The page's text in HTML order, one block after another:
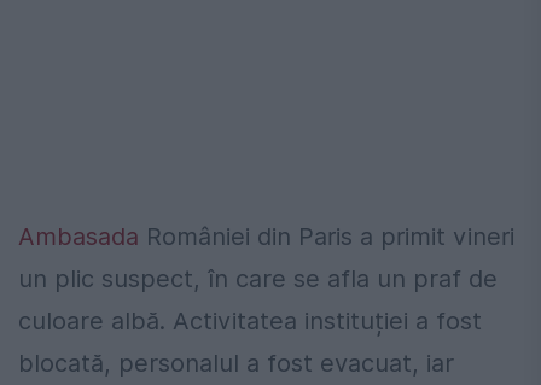
Ambasada României din Paris a primit vineri
un plic suspect, în care se afla un praf de
culoare albă. Activitatea instituției a fost
blocată, personalul a fost evacuat, iar